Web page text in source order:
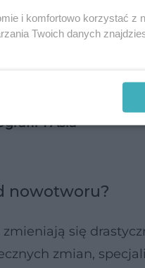
masz
Z tego powodu
zwiększa twoje
Asia
nowotworu?
się
zmian,
i komfortowo korzystać z
Twoich danych